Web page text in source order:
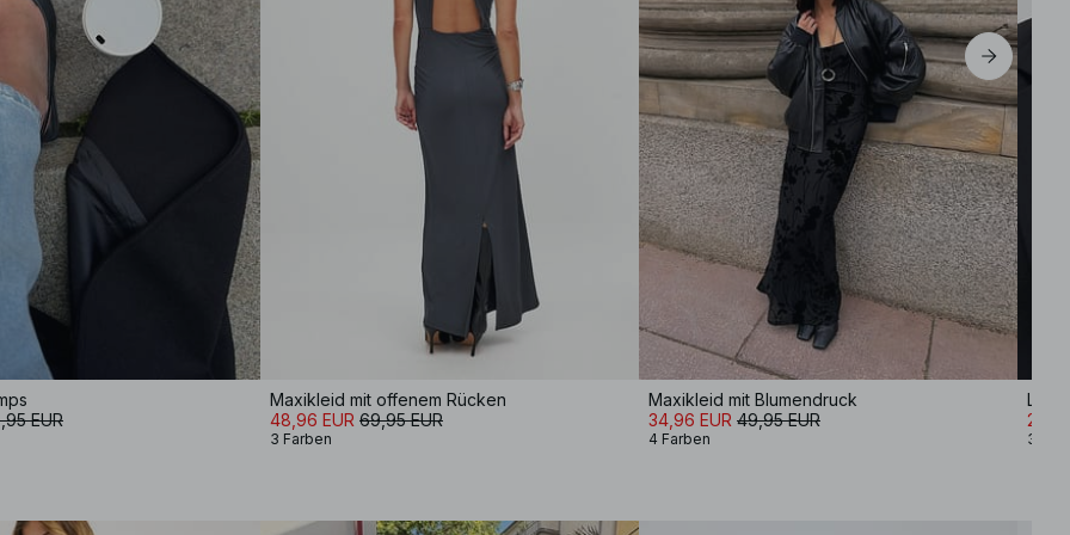
EUR
Maxikleid mit offenem Rücken
48,96 EUR 69,95 EUR
3 Farben
Maxikleid mit Blumendruck
34,96 EUR 49,95 EUR
4 Farben 3